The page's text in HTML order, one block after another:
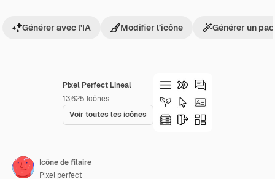
Pixel Perfect Lineal
13,625 Icônes
Voir toutes les icônes
Générer avec l’IA Modifier l’icône Générer un
Icône de filaire
Pixel perfect